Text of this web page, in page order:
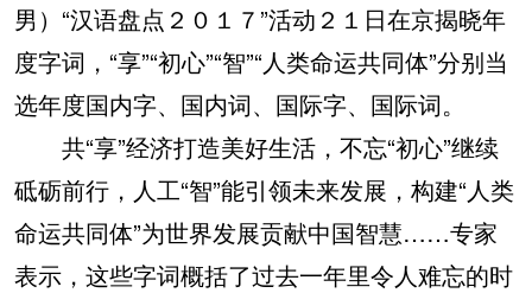
男）“汉语盘点２０１７”活动２１日在京揭晓年
度字词，“享”“初心”“智”“人类命运共同体”分别当
选年度国内字、国内词、国际字、国际词。
共“享”经济打造美好生活，不忘“初心”继续
砥砺前行，人工“智”能引领未来发展，构建“人类
命运共同体”为世界发展贡献中国智慧……专家
表示，这些字词概括了过去一年里令人难忘的时